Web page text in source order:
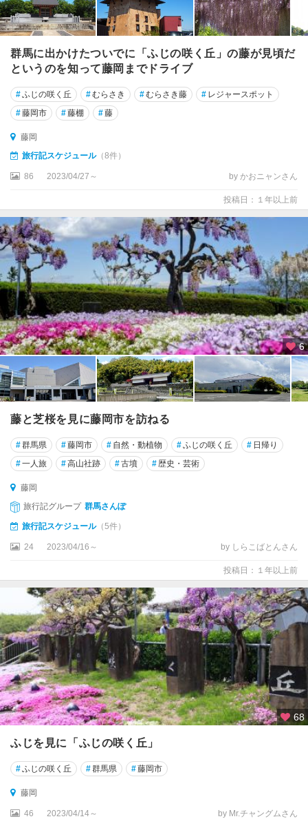
群馬に出かけたついでに「ふじの咲く丘」の藤が見頃だ
というのを知って藤岡までドライブ
#ふじの咲く丘 #むらさき #むらさき藤 # レジャースポット
#藤岡市 #藤棚 #藤
藤岡
旅行記スケジュール（8件）
86 2023/04/27～ by かおニャンさん
投稿日：１年以上前
6
藤と芝桜を見に藤岡市を訪ねる
#群馬県 #藤岡市 # 自然・動植物 #ふじの咲く丘 # 日帰り
#一人旅 #高山社跡 #古墳 #歴史・芸術
藤岡
旅行記グループ 群馬さんぽ
旅行記スケジュール（5件）
24 2023/04/16～ by しらこばとんさん
投稿日：１年以上前
68
ふじを見に「ふじの咲く丘」
#ふじの咲く丘 #群馬県 #藤岡市
藤岡
46 2023/04/14～ by Mr.チャングムさん